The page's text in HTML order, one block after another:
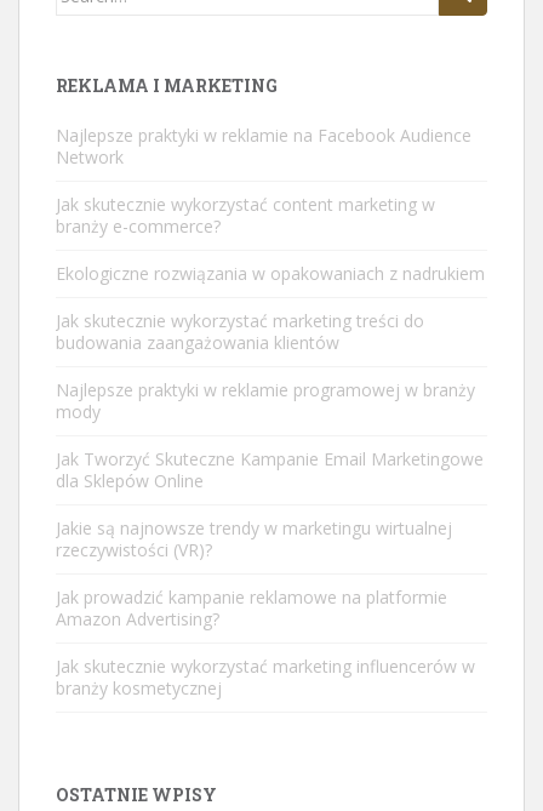
REKLAMA I MARKETING
Najlepsze praktyki w reklamie na Facebook Audience
Network
Jak skutecznie wykorzystać content marketing w
branży e-commerce?
Ekologiczne rozwiązania w opakowaniach z nadrukiem
Jak skutecznie wykorzystać marketing treści do
budowania zaangażowania klientów
Najlepsze praktyki w reklamie programowej w branży
mody
Jak Tworzyć Skuteczne Kampanie Email Marketingowe
dla Sklepów Online
Jakie są najnowsze trendy w marketingu wirtualnej
rzeczywistości (VR)?
Jak prowadzić kampanie reklamowe na platformie
Amazon Advertising?
Jak skutecznie wykorzystać marketing influencerów w
branży kosmetycznej
OSTATNIE WPISY